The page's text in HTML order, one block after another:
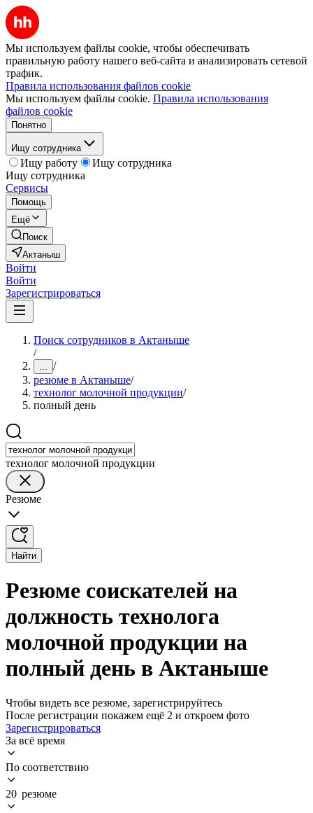
Мы используем файлы cookie, чтобы обеспечивать
правильную работу нашего веб-сайта и анализировать сетевой
трафик.
Правила использования файлов cookie
Мы используем файлы cookie. Правила использования
файлов cookie
Понятно
Ищу сотрудника
Ищу работу
Ищу сотрудника
Ищу сотрудника
Сервисы
Помощь
Ещё
Поиск
Актаныш
Войти
Войти
Зарегистрироваться
Поиск сотрудников в Актаныше
/
... /
резюме в Актаныше/
технолог молочной продукции/
полный день
технолог молочной продукции
Резюме
Найти
Резюме соискателей на
должность технолога
молочной продукции на
полный день в Актаныше
Чтобы видеть все резюме, зарегистрируйтесь
После регистрации покажем ещё 2 и откроем фото
Зарегистрироваться
За всё время
По соответствию
20 резюме